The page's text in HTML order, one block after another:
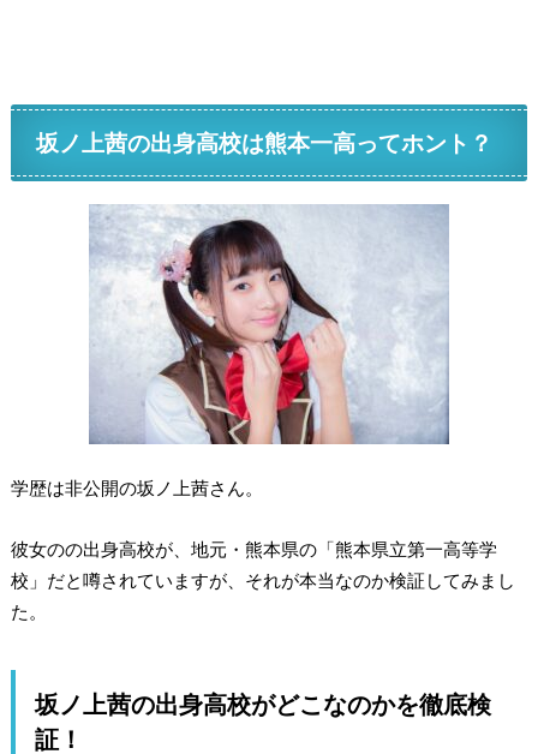
坂ノ上茜の出身高校は熊本一高ってホント？
学歴は非公開の坂ノ上茜さん。
彼女のの出身高校が、地元・熊本県の「熊本県立第一高等学
校」だと噂されていますが、それが本当なのか検証してみまし
た。
坂ノ上茜の出身高校がどこなのかを徹底検
証！